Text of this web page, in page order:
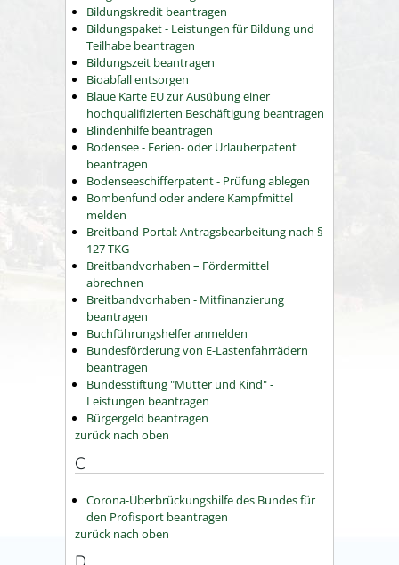
Bildungskredit beantragen
Bildungspaket - Leistungen für Bildung und
Teilhabe beantragen
Bildungszeit beantragen
Bioabfall entsorgen
Blaue Karte EU zur Ausübung einer
hochqualifizierten Beschäftigung beantragen
Blindenhilfe beantragen
Bodensee - Ferien- oder Urlauberpatent
beantragen
Bodenseeschifferpatent - Prüfung ablegen
Bombenfund oder andere Kampfmittel
melden
Breitband-Portal: Antragsbearbeitung nach §
127 TKG
Breitbandvorhaben – Fördermittel
abrechnen
Breitbandvorhaben - Mitfinanzierung
beantragen
Buchführungshelfer anmelden
Bundesförderung von E-Lastenfahrrädern
beantragen
Bundesstiftung "Mutter und Kind" -
Leistungen beantragen
Bürgergeld beantragen
zurück nach oben
C
Corona-Überbrückungshilfe des Bundes für
den Profisport beantragen
zurück nach oben